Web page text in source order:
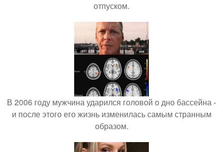
отпуском.
В 2006 году мужчина ударился головой о дно бассейна -
и после этого его жизнь изменилась самым странным
образом.